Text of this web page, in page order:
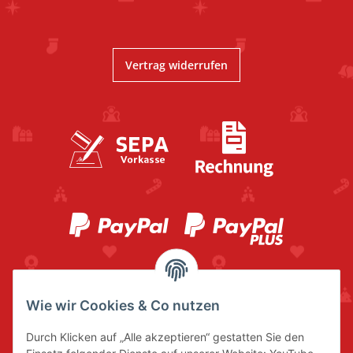
Vertrag widerrufen
Wie wir Cookies & Co nutzen
Durch Klicken auf „Alle akzeptieren“ gestatten Sie den